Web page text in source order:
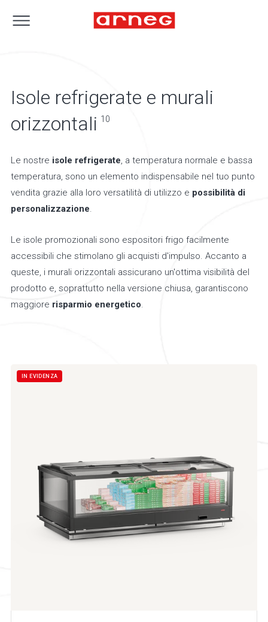
Isole refrigerate e murali
orizzontali 10
Le nostre isole refrigerate, a temperatura normale e bassa
temperatura, sono un elemento indispensabile nel tuo punto
vendita grazie alla loro versatilità di utilizzo e possibilità di
personalizzazione.
Le isole promozionali sono espositori frigo facilmente
accessibili che stimolano gli acquisti d'impulso. Accanto a
queste, i murali orizzontali assicurano un'ottima visibilità del
prodotto e, soprattutto nella versione chiusa, garantiscono
maggiore risparmio energetico.
IN EVIDENZA